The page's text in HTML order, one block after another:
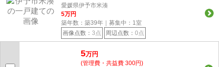
愛媛県伊予市米湊
5万円
築年数：築39年｜募集中： 1室
画像点数： 3点 周辺点数： 0点
5万円
(管理費・共益費 300円)